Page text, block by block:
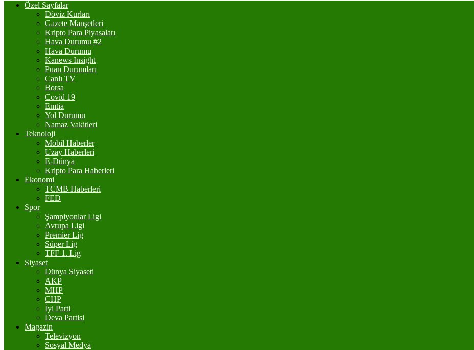
Özel Sayfalar
Döviz Kurları
Gazete Manşetleri
Kripto Para Piyasaları
Hava Durumu #2
Hava Durumu
Kanews Insight
Puan Durumları
Canlı TV
Borsa
Covid 19
Emtia
Yol Durumu
Namaz Vakitleri
Teknoloji
Mobil Haberler
Uzay Haberleri
E-Dünya
Kripto Para Haberleri
Ekonomi
TCMB Haberleri
FED
Spor
Şampiyonlar Ligi
Avrupa Ligi
Premier Lig
Süper Lig
TFF 1. Lig
Siyaset
Dünya Siyaseti
AKP
MHP
CHP
İyi Parti
Deva Partisi
Magazin
Televizyon
Sosyal Medya